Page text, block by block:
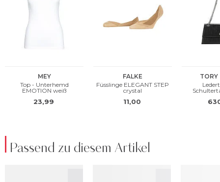
Passend zu diesem Artikel